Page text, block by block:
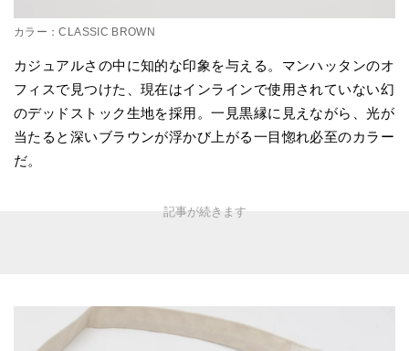
カラー：CLASSIC BROWN
カジュアルさの中に知的な印象を与える。マンハッタンのオ
フィスで見つけた、現在はインラインで使用されていない幻
のデッドストック生地を採用。一見黒縁に見えながら、光が
当たると深いブラウンが浮かび上がる一目惚れ必至のカラー
だ。